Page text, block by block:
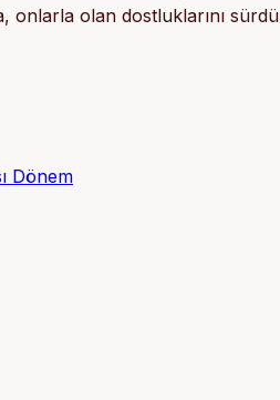
olan dostluklarını
Dönem